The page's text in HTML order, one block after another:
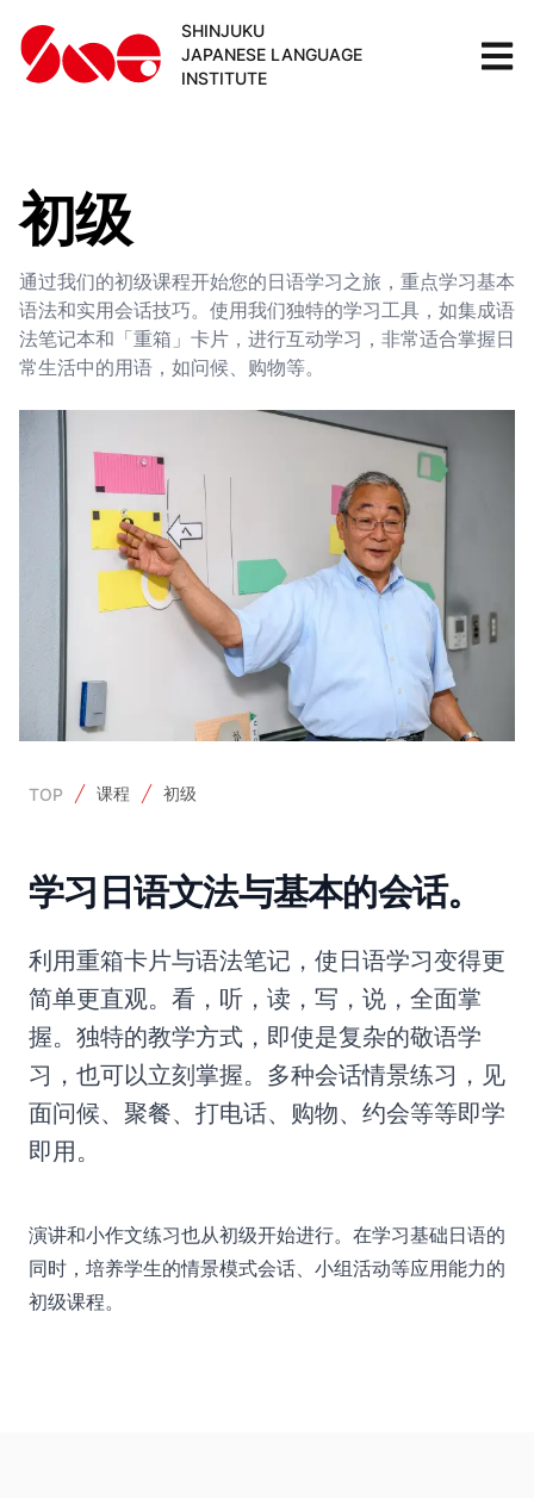
SHINJUKU
JAPANESE LANGUAGE
INSTITUTE
初级
通过我们的初级课程开始您的日语学习之旅，重点学习基本
语法和实用会话技巧。使用我们独特的学习工具，如集成语
法笔记本和「重箱」卡片，进行互动学习，非常适合掌握日
常生活中的用语，如问候、购物等。
TOP 课程 初级
学习日语文法与基本的会话。
利用重箱卡片与语法笔记，使日语学习变得更
简单更直观。看，听，读，写，说，全面掌
握。独特的教学方式，即使是复杂的敬语学
习，也可以立刻掌握。多种会话情景练习，见
面问候、聚餐、打电话、购物、约会等等即学
即用。
演讲和小作文练习也从初级开始进行。在学习基础日语的
同时，培养学生的情景模式会话、小组活动等应用能力的
初级课程。